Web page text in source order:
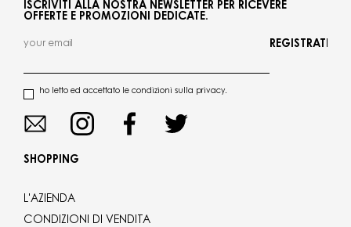
ISCRIVITI ALLA NOSTRA NEWSLETTER PER RICEVERE
OFFERTE E PROMOZIONI DEDICATE.
ho letto ed accettato le condizioni sulla privacy.
REGISTRATI
SHOPPING
L'AZIENDA
CONDIZIONI DI VENDITA